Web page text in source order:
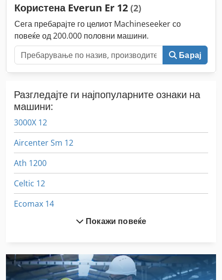
Користена Everun Er 12 (2)
Сега пребарајте го целиот Machineseeker со
повеќе од 200.000 половни машини.
Барај
Разгледајте ги најпопуларните ознаки на
машини:
3000X 12
Aircenter Sm 12
Ath 1200
Celtic 12
Ecomax 14
Elu Mof 11
Покажи повеќе